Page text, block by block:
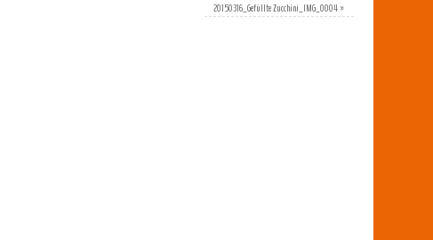
20150316_Gefüllte Zucchini_IMG_0004»